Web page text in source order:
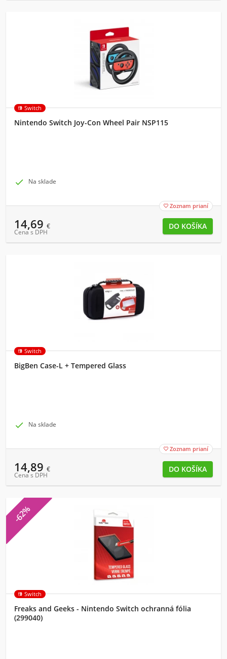
Switch
Nintendo Switch Joy-Con Wheel Pair NSP115
 Na sklade
 Zoznam prianí
14,69 €
Cena s DPH
Switch
BigBen Case-L + Tempered Glass
 Na sklade
 Zoznam prianí
14,89 €
Cena s DPH
-62%
Switch
Freaks and Geeks - Nintendo Switch ochranná fólia
(299040)